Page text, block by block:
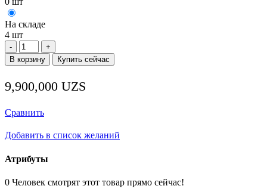
На складе
4 шт
Количество
товара
Стол
1,5
UC
-
D1560
В корзину Купить сейчас
9,900,000 UZS
Сравнить
Добавить в список желаний
Атрибуты
0 Человек смотрят этот товар прямо сейчас!